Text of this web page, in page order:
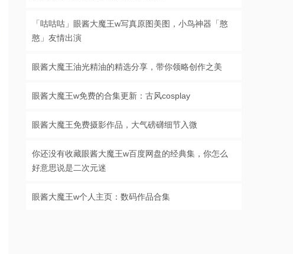
「咕咕咕」眼酱大魔王w写真原图美图，小鸟神器「憨
憨」友情出演
眼酱大魔王油光精油的精选分享，带你领略创作之美
眼酱大魔王w免费的合集更新：古风cosplay
眼酱大魔王免费摄影作品，大气磅礴细节入微
你还没有收藏眼酱大魔王w百度网盘的经典集，你怎么
好意思说是二次元迷
眼酱大魔王w个人主页：数码作品合集